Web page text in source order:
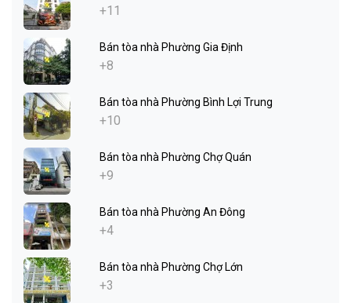
+11
Bán tòa nhà Phường Gia Định
+8
Bán tòa nhà Phường Bình Lợi Trung
+10
Bán tòa nhà Phường Chợ Quán
+9
Bán tòa nhà Phường An Đông
+4
Bán tòa nhà Phường Chợ Lớn
+3